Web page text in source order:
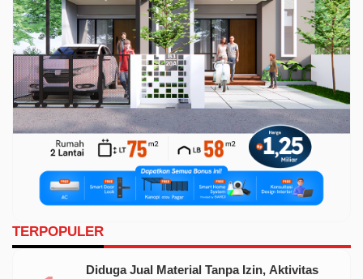
TERPOPULER
Diduga Jual Material Tanpa Izin, Aktivitas